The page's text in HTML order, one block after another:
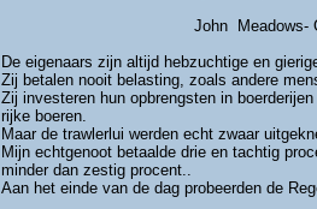
John Meadows-
De eigenaars zijn altijd hebzuchtige en
Zij betalen nooit belasting, zoals andere
Zij investeren hun opbrengsten in
rijke boeren.
Maar de trawlerlui werden echt zwaar
Mijn echtgenoot betaalde drie en tachtig
minder dan zestig procent..
Aan het einde van de dag probeerden de